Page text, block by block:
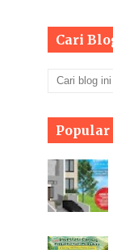
Cari
Popular